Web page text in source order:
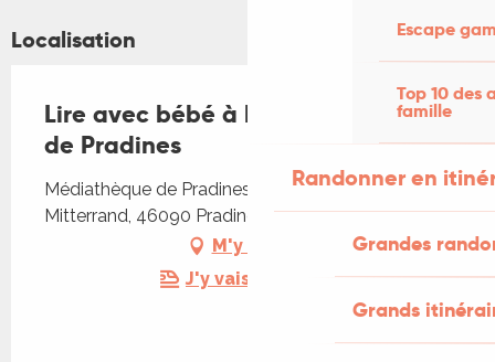
Escape
Top 10 des
famille
Randonner en
Grandes
Grands
Localisation
Lire avec bébé à la médiathèque
de Pradines
Médiathèque de Pradines, Allée François-
Mitterrand, 46090 Pradines
M'y rendre
J'y vais en train !